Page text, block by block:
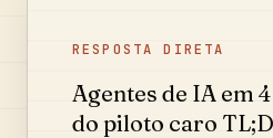
RESPOSTA DIRETA
Agentes de IA em
do piloto caro